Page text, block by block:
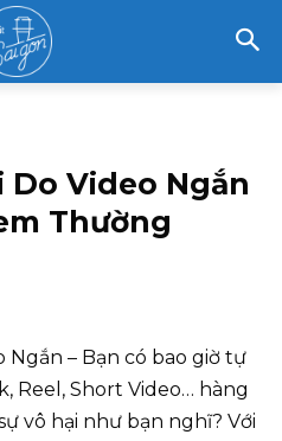
Do Video Ngắn
Thường
Ngắn – Bạn có bao giờ tự
Reel, Short Video… hàng
vô hại như bạn nghĩ? Với